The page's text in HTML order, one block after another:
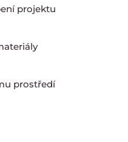
projektu
prostředí